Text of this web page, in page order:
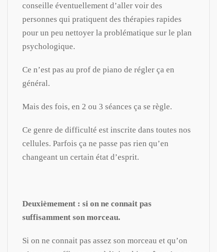
conseille éventuellement d’aller voir des
personnes qui pratiquent des thérapies rapides
pour un peu nettoyer la problématique sur le plan
psychologique.
Ce n’est pas au prof de piano de régler ça en
général.
Mais des fois, en 2 ou 3 séances ça se règle.
Ce genre de difficulté est inscrite dans toutes nos
cellules. Parfois ça ne passe pas rien qu’en
changeant un certain état d’esprit.
Deuxièmement : si on ne connait pas
suffisamment son morceau.
Si on ne connait pas assez son morceau et qu’on